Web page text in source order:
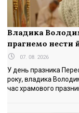
Владика
прагнемо нести
07. 08. 2026
У день празника
року, владика
час храмового